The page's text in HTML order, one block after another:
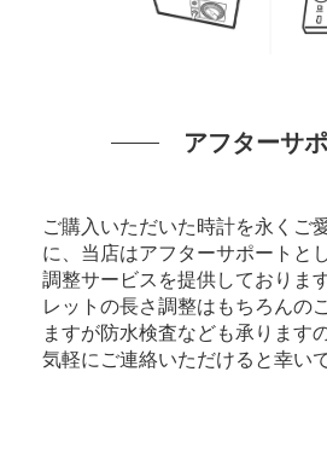
アフターサ
ご購入いただいた時計を永くご
に、当店はアフターサポートと
調整サービスを提供しておりま
レットの長さ調整はもちろんの
ますが防水検査なども承ります
気軽にご連絡いただけると幸いで